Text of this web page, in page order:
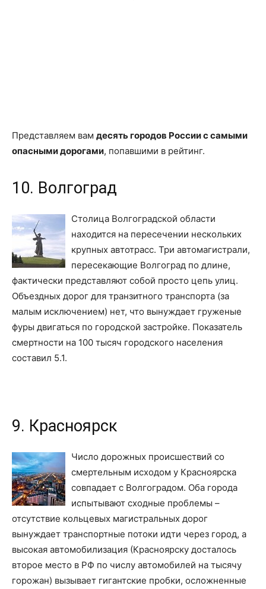
Представляем вам десять городов России с самыми
опасными дорогами, попавшими в рейтинг.
10. Волгоград
Столица Волгоградской области
находится на пересечении нескольких
крупных автотрасс. Три автомагистрали,
пересекающие Волгоград по длине,
фактически представляют собой просто цепь улиц.
Объездных дорог для транзитного транспорта (за
малым исключением) нет, что вынуждает груженые
фуры двигаться по городской застройке. Показатель
смертности на 100 тысяч городского населения
составил 5.1.
9. Красноярск
Число дорожных происшествий со
смертельным исходом у Красноярска
совпадает с Волгоградом. Оба города
испытывают сходные проблемы –
отсутствие кольцевых магистральных дорог
вынуждает транспортные потоки идти через город, а
высокая автомобилизация (Красноярску досталось
второе место в РФ по числу автомобилей на тысячу
горожан) вызывает гигантские пробки, осложненные